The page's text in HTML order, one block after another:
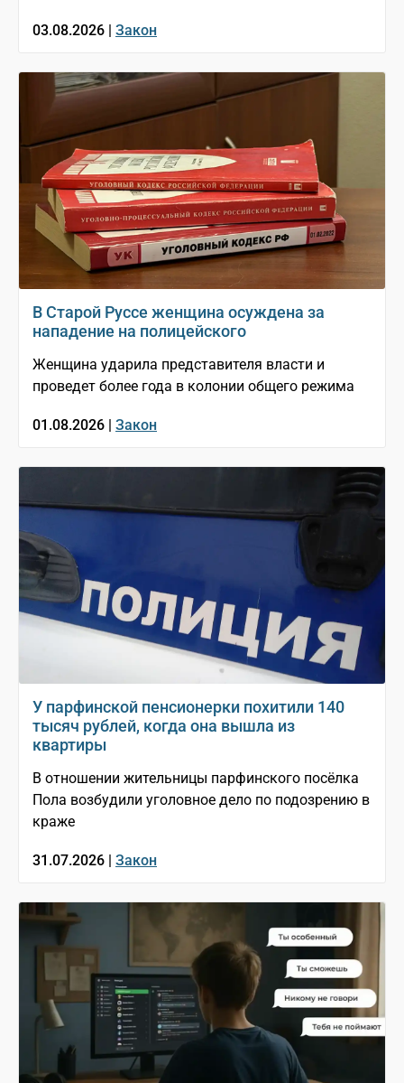
03.08.2026 | Закон
В Старой Руссе женщина осуждена за
нападение на полицейского
Женщина ударила представителя власти и
проведет более года в колонии общего режима
01.08.2026 | Закон
У парфинской пенсионерки похитили 140
тысяч рублей, когда она вышла из
квартиры
В отношении жительницы парфинского посёлка
Пола возбудили уголовное дело по подозрению в
краже
31.07.2026 | Закон